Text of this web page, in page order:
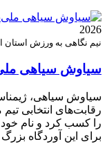
2026
نیم نگاهی به ورزش استان
سیاوش سیاهی
سیاوش سیاهی،
رقابت‌های انتخابی
را کسب کرد و نام خود
برای این آوردگاه